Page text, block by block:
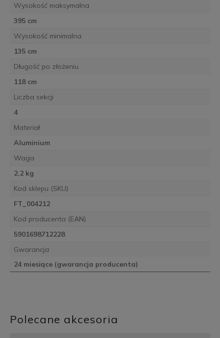
Wysokość maksymalna
395 cm
Wysokość minimalna
135 cm
Długość po złożeniu
118 cm
Liczba sekcji
4
Materiał
Aluminium
Waga
2,2 kg
Kod sklepu (SKU)
FT_004212
Kod producenta (EAN)
5901698712228
Gwarancja
24 miesiące (gwarancja producenta)
Polecane akcesoria